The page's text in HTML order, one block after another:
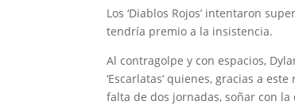
Los ‘Diablos Rojos’ intentaron
tendría premio a la insistencia.
Al contragolpe y con espacios,
‘Escarlatas’ quienes, gracias a
falta de dos jornadas, soñar con la